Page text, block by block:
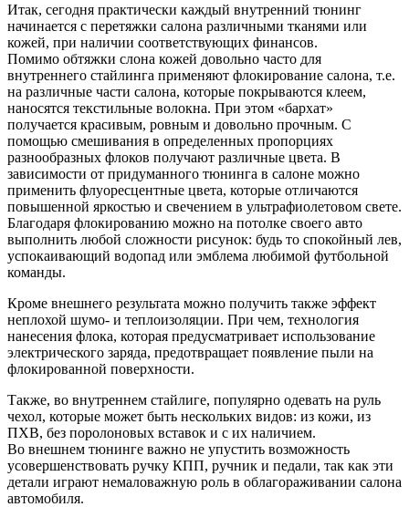
Итак, сегодня практически каждый внутренний тюнинг
начинается с перетяжки салона различными тканями или
кожей, при наличии соответствующих финансов.
Помимо обтяжки слона кожей довольно часто для
внутреннего стайлинга применяют флокирование салона, т.е.
на различные части салона, которые покрываются клеем,
наносятся текстильные волокна. При этом «бархат»
получается красивым, ровным и довольно прочным. С
помощью смешивания в определенных пропорциях
разнообразных флоков получают различные цвета. В
зависимости от придуманного тюнинга в салоне можно
применить флуоресцентные цвета, которые отличаются
повышенной яркостью и свечением в ультрафиолетовом свете.
Благодаря флокированию можно на потолке своего авто
выполнить любой сложности рисунок: будь то спокойный лев,
успокаивающий водопад или эмблема любимой футбольной
команды.
Кроме внешнего результата можно получить также эффект
неплохой шумо- и теплоизоляции. При чем, технология
нанесения флока, которая предусматривает использование
электрического заряда, предотвращает появление пыли на
флокированной поверхности.
Также, во внутреннем стайлиге, популярно одевать на руль
чехол, которые может быть нескольких видов: из кожи, из
ПХВ, без поролоновых вставок и с их наличием.
Во внешнем тюнинге важно не упустить возможность
усовершенствовать ручку КПП, ручник и педали, так как эти
детали играют немаловажную роль в облагораживании салона
автомобиля.